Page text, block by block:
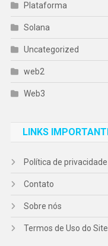
Plataforma
Solana
Uncategorized
web2
Web3
LINKS
Política de privacidade
Contato
Sobre nós
Termos de Uso do Site